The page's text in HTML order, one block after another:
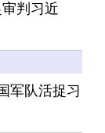
判习近
军队活捉习